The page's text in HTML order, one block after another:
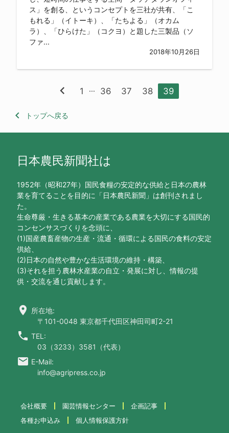
ス」を創る、というコンセプトを三社が共有、「こ
もれる」（イトーキ）、「たちよる」（オカム
ラ）、「ひらけた」（コクヨ）と題した三製品（ソ
ファ...
2018年10月26日
chevron_left 1 ... 36 37 38 39
keyboard_arrow_left トップへ戻る
日本農民新聞社は
1952年（昭和27年）国民食糧の安定的な供給と日本の農林
業を育てることを目的に「日本農民新聞」は創刊されまし
た。
生命尊厳・生きる基本の産業である農業を大切にする国民的
コンセンサスづくりを念頭に、
(1)国産農畜産物の生産・流通・循環による国民の食料の安定
供給、
(2)日本の自然や豊かな生活環境の維持・構築、
(3)それを担う農林水産業の自立・発展に対し、情報の提
供・交流を通じ貢献します。
location_on 所在地:
〒101-0048 東京都千代田区神田司町2-21
call TEL:
03（3233）3581（代表）
email E-Mail:
info@agripress.co.jp
会社概要 園芸情報センター
企画記事
各種お申込み
個人情報保護方針